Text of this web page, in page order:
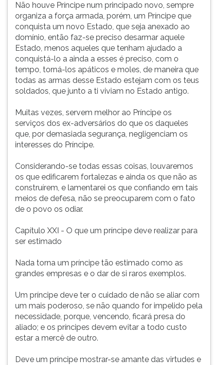
Não houve Príncipe num principado novo, sempre
organiza a força armada, porém, um Príncipe que
conquista um novo Estado, que seja anexado ao
domínio, então faz-se preciso desarmar aquele
Estado, menos aqueles que tenham ajudado a
conquistá-lo a ainda a esses é preciso, com o
tempo, torná-los apáticos e moles, de maneira que
todas as armas desse Estado estejam com os teus
soldados, que junto a ti viviam no Estado antigo.
Muitas vezes, servem melhor ao Príncipe os
serviços dos ex-adversários do que os daqueles
que, por demasiada segurança, negligenciam os
interesses do Príncipe.
Considerando-se todas essas coisas, louvaremos
os que edificarem fortalezas e ainda os que não as
construírem, e lamentarei os que confiando em tais
meios de defesa, não se preocuparem com o fato
de o povo os odiar.
Capítulo XXI - O que um príncipe deve realizar para
ser estimado
Nada torna um príncipe tão estimado como as
grandes empresas e o dar de si raros exemplos.
Um príncipe deve ter o cuidado de não se aliar com
um mais poderoso, se não quando for impelido pela
necessidade, porque, vencendo, ficará presa do
aliado; e os príncipes devem evitar a todo custo
estar a mercê de outro.
Deve um príncipe mostrar-se amante das virtudes e